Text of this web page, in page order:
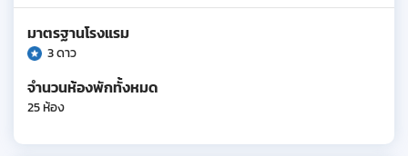
มาตรฐานโรงแรม
3 ดาว
จำนวนห้องพักทั้งหมด
25 ห้อง